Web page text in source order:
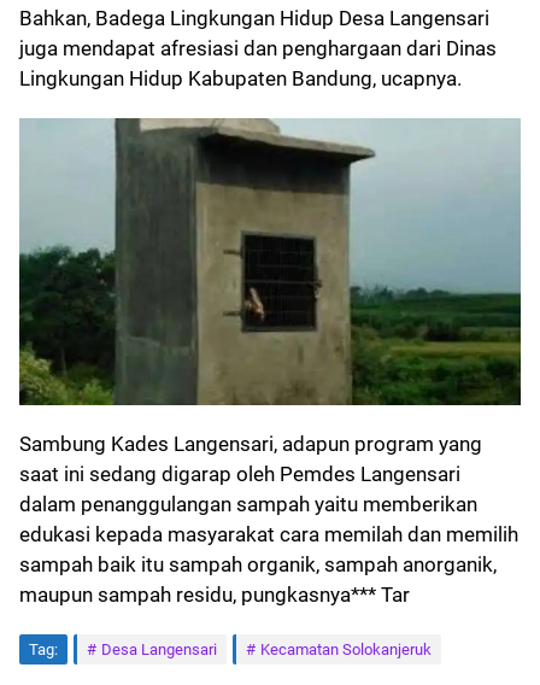
Bahkan, Badega Lingkungan Hidup Desa Langensari
juga mendapat afresiasi dan penghargaan dari Dinas
Lingkungan Hidup Kabupaten Bandung, ucapnya.
Sambung Kades Langensari, adapun program yang
saat ini sedang digarap oleh Pemdes Langensari
dalam penanggulangan sampah yaitu memberikan
edukasi kepada masyarakat cara memilah dan memilih
sampah baik itu sampah organik, sampah anorganik,
maupun sampah residu, pungkasnya*** Tar
Tag: Desa Langensari Kecamatan Solokanjeruk